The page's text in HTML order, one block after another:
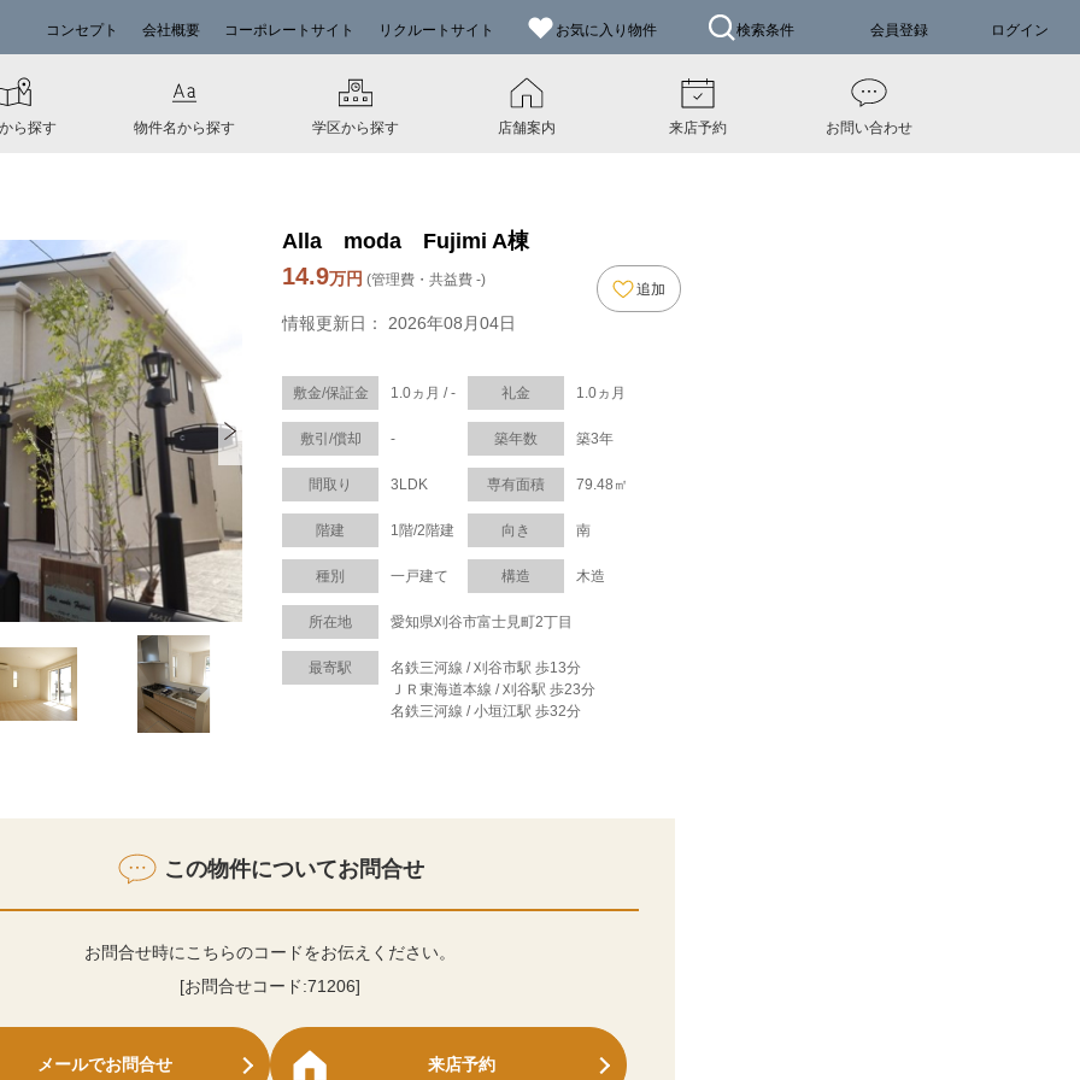
コンセプト 会社概要 コーポレートサイト リクルートサイト お気に入り 物件 検索条件 会員登録 ログイン
ら探す 物件名から探す 学区から探す 店舗案内 来店予約 お問い合わせ
Alla moda Fujimi A棟
14.9万円 (管理費・共益費 -)
情報更新日： 2026年08月04日
追加
敷金/保証金 1.0ヵ月 / - 礼金 1.0ヵ月
敷引/償却 - 築年数 築3年
間取り 3LDK 専有面積 79.48㎡
階建 1階/2階建 向き 南
種別 一戸建て 構造 木造
所在地 愛知県刈谷市富士見町2丁目
最寄駅
名鉄三河線 / 刈谷市駅 歩13分
ＪＲ東海道本線 / 刈谷駅 歩23分
名鉄三河線 / 小垣江駅 歩32分
この物件についてお問合せ
お問合せ時にこちらのコードをお伝えください。
[お問合せコード:71206]
メールでお問合せ 来店予約